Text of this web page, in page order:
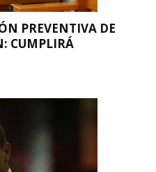
PREVENTIVA DE
CUMPLIRÁ